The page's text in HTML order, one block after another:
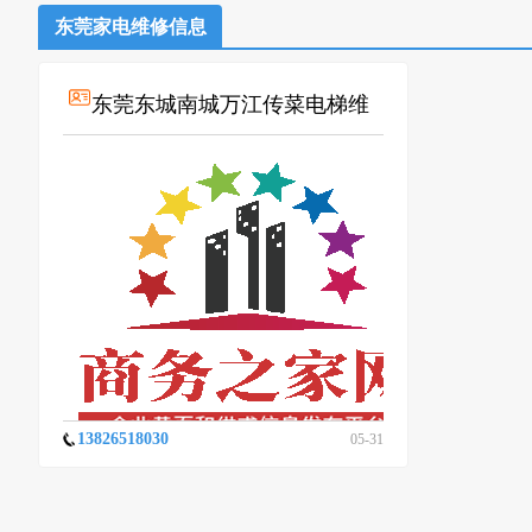
东莞家电维修信息
东莞东城南城万江传菜电梯维
13826518030 05-31